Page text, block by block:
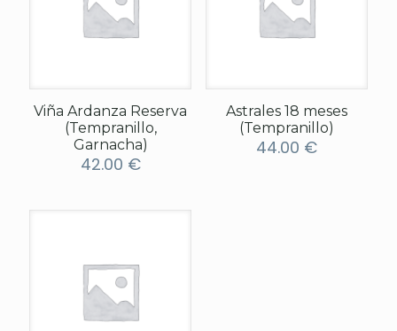
Viña Ardanza Reserva
(Tempranillo,
Garnacha)
42.00 €
Astrales 18 meses
(Tempranillo)
44.00 €